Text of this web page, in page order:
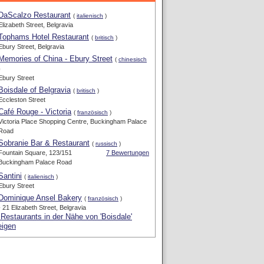
DaScalzo Restaurant ( italienisch )
Street, Belgravia
Hotel Restaurant ( britisch )
Street, Belgravia
Memories of China - Ebury Street ( chinesisch
Street
Boisdale of Belgravia ( britisch )
Street
Rouge - Victoria ( französisch )
Place Shopping Centre, Buckingham Palace
Bar & Restaurant ( russisch )
7 Bewertungen
Square, 123/151
Palace Road
( italienisch )
Street
Dominique Ansel Bakery ( französisch )
21 Elizabeth Street, Belgravia
in der Nähe von 'Boisdale'